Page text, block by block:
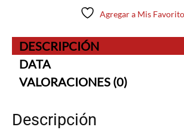
Agregar a Mis
DESCRIPCIÓN
DATA
VALORACIONES (0)
Descripción